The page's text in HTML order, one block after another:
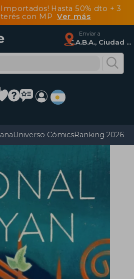
Importados! Hasta 50% dto + 3
con MP Ver más
Enviar a
C.A.B.A., Ciudad Autónoma De Buenos Aires
Universo CómicsRanking 2026